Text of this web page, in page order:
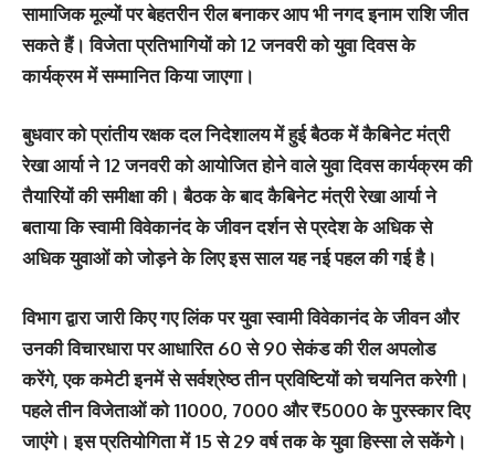
सामाजिक मूल्यों पर बेहतरीन रील बनाकर आप भी नगद इनाम राशि जीत
सकते हैं। विजेता प्रतिभागियों को 12 जनवरी को युवा दिवस के
कार्यक्रम में सम्मानित किया जाएगा।
बुधवार को प्रांतीय रक्षक दल निदेशालय में हुई बैठक में कैबिनेट मंत्री
रेखा आर्या ने 12 जनवरी को आयोजित होने वाले युवा दिवस कार्यक्रम की
तैयारियों की समीक्षा की। बैठक के बाद कैबिनेट मंत्री रेखा आर्या ने
बताया कि स्वामी विवेकानंद के जीवन दर्शन से प्रदेश के अधिक से
अधिक युवाओं को जोड़ने के लिए इस साल यह नई पहल की गई है।
विभाग द्वारा जारी किए गए लिंक पर युवा स्वामी विवेकानंद के जीवन और
उनकी विचारधारा पर आधारित 60 से 90 सेकंड की रील अपलोड
करेंगे, एक कमेटी इनमें से सर्वश्रेष्ठ तीन प्रविष्टियों को चयनित करेगी।
पहले तीन विजेताओं को 11000, 7000 और ₹5000 के पुरस्कार दिए
जाएंगे। इस प्रतियोगिता में 15 से 29 वर्ष तक के युवा हिस्सा ले सकेंगे।